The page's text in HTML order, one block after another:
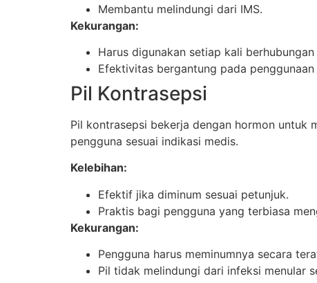
Membantu melindungi dari IMS.
Kekurangan:
Harus digunakan setiap kali berhubungan
Efektivitas bergantung pada penggunaan
Pil Kontrasepsi
Pil kontrasepsi bekerja dengan hormon untuk
pengguna sesuai indikasi medis.
Kelebihan:
Efektif jika diminum sesuai petunjuk.
Praktis bagi pengguna yang terbiasa
Kekurangan:
Pengguna harus meminumnya secara
Pil tidak melindungi dari infeksi menular